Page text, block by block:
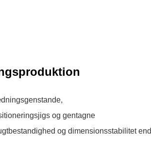
og gentagne
og dimensionsstabilitet end